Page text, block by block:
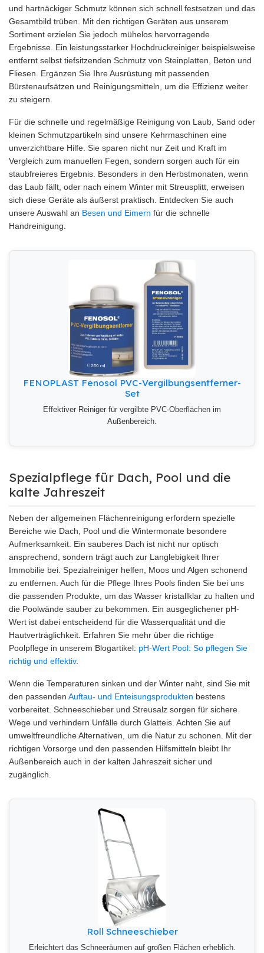
und hartnäckiger Schmutz können sich schnell festsetzen und das
Gesamtbild trüben. Mit den richtigen Geräten aus unserem
Sortiment erzielen Sie jedoch mühelos hervorragende
Ergebnisse. Ein leistungsstarker Hochdruckreiniger beispielsweise
entfernt selbst tiefsitzenden Schmutz von Steinplatten, Beton und
Fliesen. Ergänzen Sie Ihre Ausrüstung mit passenden
Bürstenaufsätzen und Reinigungsmitteln, um die Effizienz weiter
zu steigern.
Für die schnelle und regelmäßige Reinigung von Laub, Sand oder
kleinen Schmutzpartikeln sind unsere Kehrmaschinen eine
unverzichtbare Hilfe. Sie sparen nicht nur Zeit und Kraft im
Vergleich zum manuellen Fegen, sondern sorgen auch für ein
staubfreieres Ergebnis. Besonders in den Herbstmonaten, wenn
das Laub fällt, oder nach einem Winter mit Streusplitt, erweisen
sich diese Geräte als äußerst praktisch. Entdecken Sie auch
unsere Auswahl an Besen und Eimern für die schnelle
Handreinigung.
FENOPLAST Fenosol PVC-Vergilbungsentferner-
Set
Effektiver Reiniger für vergilbte PVC-Oberflächen im
Außenbereich.
Spezialpflege für Dach, Pool und die
kalte Jahreszeit
Neben der allgemeinen Flächenreinigung erfordern spezielle
Bereiche wie Dach, Pool und die Wintermonate besondere
Aufmerksamkeit. Ein sauberes Dach ist nicht nur optisch
ansprechend, sondern trägt auch zur Langlebigkeit Ihrer
Immobilie bei. Spezialreiniger helfen, Moos und Algen schonend
zu entfernen. Auch für die Pflege Ihres Pools finden Sie bei uns
die passenden Produkte, um das Wasser kristallklar zu halten und
die Poolwände sauber zu bekommen. Ein ausgeglichener pH-
Wert ist dabei entscheidend für die Wasserqualität und die
Hautverträglichkeit. Erfahren Sie mehr über die richtige
Poolpflege in unserem Blogartikel: pH-Wert Pool: So pflegen Sie
richtig und effektiv.
Wenn die Temperaturen sinken und der Winter naht, sind Sie mit
den passenden Auftau- und Enteisungsprodukten bestens
vorbereitet. Schneeschieber und Streusalz sorgen für sichere
Wege und verhindern Unfälle durch Glatteis. Achten Sie auf
umweltfreundliche Alternativen, um die Natur zu schonen. Mit der
richtigen Vorsorge und den passenden Hilfsmitteln bleibt Ihr
Außenbereich auch in der kalten Jahreszeit sicher und
zugänglich.
Roll Schneeschieber
Erleichtert das Schneeräumen auf großen Flächen erheblich.